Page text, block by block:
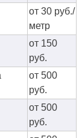
от 30 руб./
метр
от 150
руб.
от 500
руб.
от 500
руб.